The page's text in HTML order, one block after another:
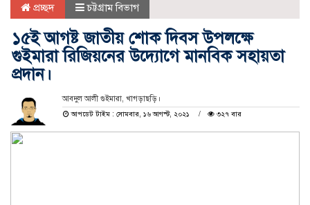
প্রচ্ছদ চট্টগ্রাম বিভাগ
১৫ই আগষ্ট জাতীয় শোক দিবস উপলক্ষে
গুইমারা রিজিয়নের উদ্যোগে মানবিক সহায়তা
প্রদান।
আবদুল আলী গুইমারা, খাগড়াছড়ি।
আপডেট টাইম : সোমবার, ১৬ আগস্ট, ২০২১
৩২৭ বার